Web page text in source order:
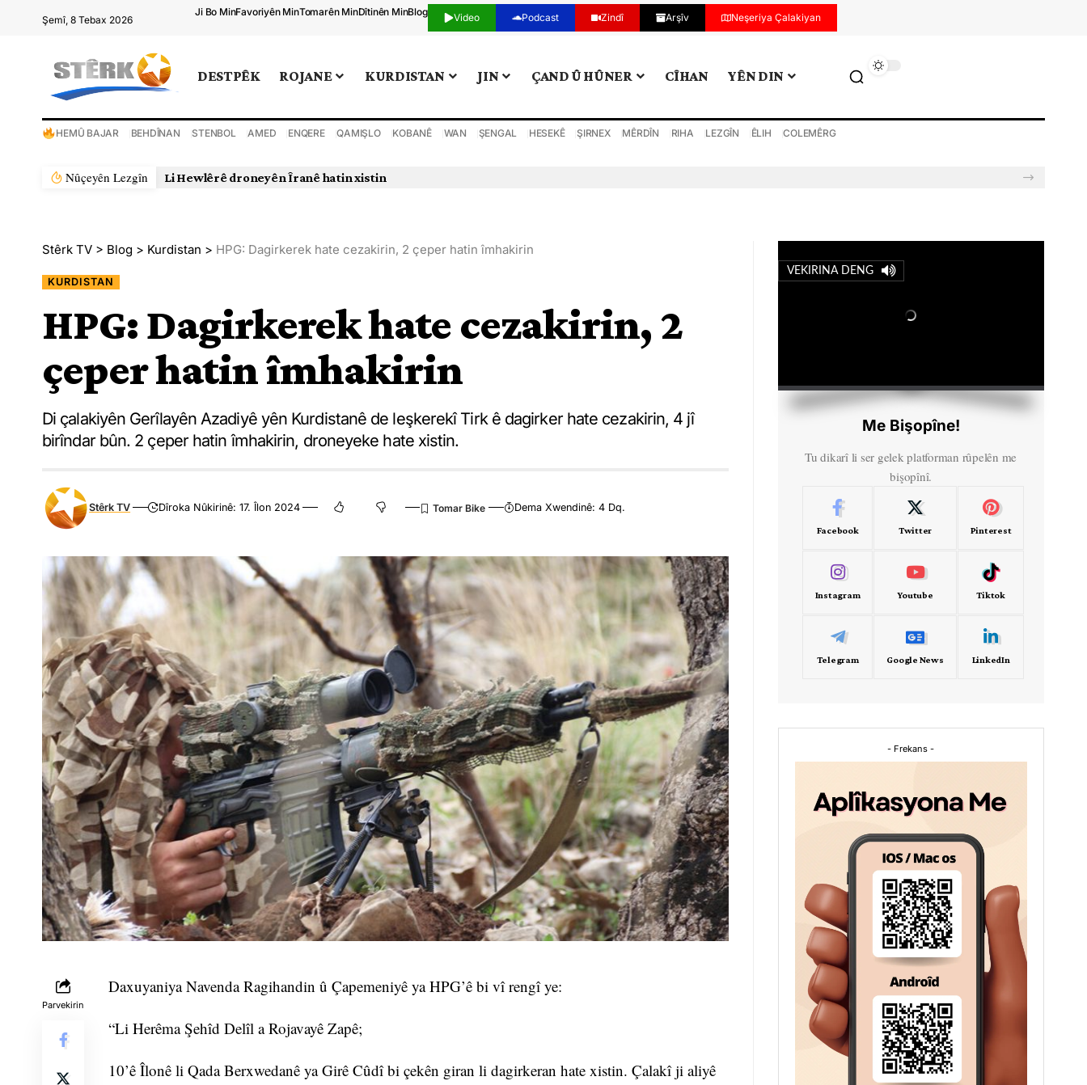
Şemî, 8 Tebax 2026
Ji Bo MinFavoriyên MinTomarên MinDîtinên MinBlog Video Podcast Zindî Arşîv Neşeriya Çalakiyan
DESTPÊK ROJANE KURDISTAN JIN ÇAND Û HÛNER CÎHAN YÊN DIN
HEMÛ BAJAR BEHDÎNAN STENBOL AMED ENQERE QAMIŞLO KOBANÊ WAN ŞENGAL HESEKÊ ŞIRNEX MÊRDÎN RIHA LEZGÎN ÊLIH COLEMÊRG
Nûçeyên Lezgîn
Stêrk TV > Blog > Kurdistan > HPG: Dagirkerek hate cezakirin, 2 çeper hatin îmhakirin
KURDISTAN
HPG: Dagirkerek hate cezakirin, 2
çeper hatin îmhakirin
Di çalakiyên Gerîlayên Azadiyê yên Kurdistanê de leşkerekî Tirk ê dagirker hate cezakirin, 4 jî
birîndar bûn. 2 çeper hatin îmhakirin, droneyeke hate xistin.
Stêrk TV Dîroka Nûkirinê: 17. Îlon 2024 Dema Xwendinê: 4 Dq.
Parvekirin
Daxuyaniya Navenda Ragihandin û Çapemeniyê ya HPG’ê bi vî rengî ye:
“Li Herêma Şehîd Delîl a Rojavayê Zapê;
10’ê Îlonê li Qada Berxwedanê ya Girê Cûdî bi çekên giran li dagirkeran hate xistin. Çalakî ji aliyê
VEKIRINA DENG
Me Bişopîne!
Tu dikarî li ser gelek platforman rûpelên me
bişopînî.
Facebook Twitter Pinterest
Instagram Youtube Tiktok
Telegram Google News LinkedIn
- Frekans -